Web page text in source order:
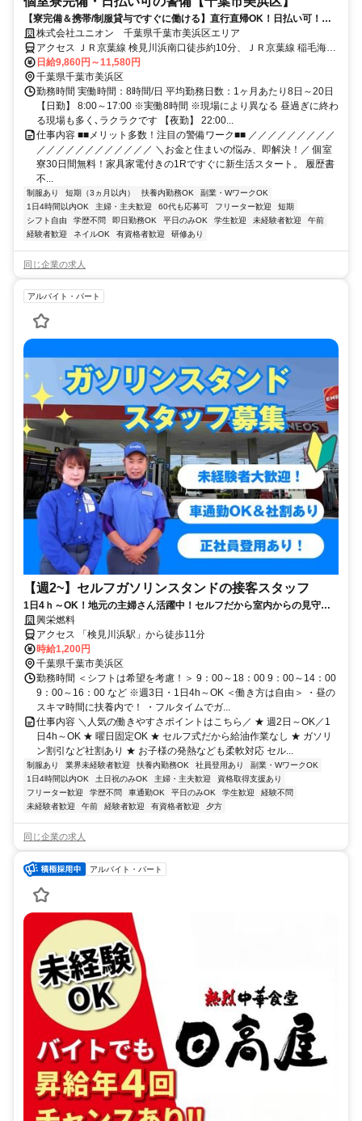
【寮完備＆携帯/制服貸与ですぐに働ける】直行直帰OK！日払い可！勤
務初日から給与GET★未経験OK
株式会社ユニオン 千葉県千葉市美浜区エリア
アクセス ＪＲ京葉線 検見川浜南口徒歩約10分、ＪＲ京葉線 稲毛海岸
北口徒歩約12分、京成千葉線 京成稲毛徒歩約31分 千葉県千葉市美浜
区エリア（稲毛海岸駅、海浜幕張駅、検見川浜駅、幕張豊砂駅、京成
千葉駅、新千葉駅等）
日給9,860円～11,580円
千葉県千葉市美浜区
勤務時間 実働時間：8時間/日 平均勤務日数：1ヶ月あたり8日～20日
【日勤】 8:00～17:00 ※実働8時間 ※現場により異なる 昼過ぎに終わ
る現場も多く､ラクラクです 【夜勤】 22:00...
仕事内容 ■■メリット多数！注目の警備ワーク■■ ／／／／／／／／／
／／／／／／／／／／／／ ＼お金と住まいの悩み、即解決！／ 個室
寮30日間無料！家具家電付きの1Rですぐに新生活スタート。 履歴書
不...
制服あり 短期（3ヵ月以内） 扶養内勤務OK
副業・WワークOK
1日4時間以内OK
主婦・主夫歓迎 60代も応募可 フリーター歓迎
短期
シフト自由
学歴不問 即日勤務OK 平日のみOK 学生歓迎 未経験者歓迎
午前
経験者歓迎
ネイルOK 有資格者歓迎 研修あり
同じ企業の求人
アルバイト・パート
【週2~】セルフガソリンスタンドの接客スタッフ
1日4ｈ～OK！地元の主婦さん活躍中！セルフだから室内からの見守り
業務がメイン！
興栄燃料
アクセス 「検見川浜駅」から徒歩11分
時給1,200円
千葉県千葉市美浜区
勤務時間 ＜シフトは希望を考慮！＞ 9：00～18：00 9：00～14：00
9：00～16：00 など ※週3日・1日4h～OK ＜働き方は自由＞ ・昼の
スキマ時間に扶養内で！ ・フルタイムでガ...
仕事内容 ＼人気の働きやすさポイントはこちら／ ★ 週2日～OK／1
日4h～OK ★ 曜日固定OK ★ セルフ式だから給油作業なし ★ ガソリ
ン割引など社割あり ★ お子様の発熱なども柔軟対応 セル...
制服あり 業界未経験者歓迎 扶養内勤務OK 社員登用あり
副業・WワークOK
1日4時間以内OK
土日祝のみOK 主婦・主夫歓迎
資格取得支援あり
フリーター歓迎
学歴不問 車通勤OK 平日のみOK 学生歓迎
経験不問
未経験者歓迎
午前 経験者歓迎 有資格者歓迎 夕方
同じ企業の求人
アルバイト・パート